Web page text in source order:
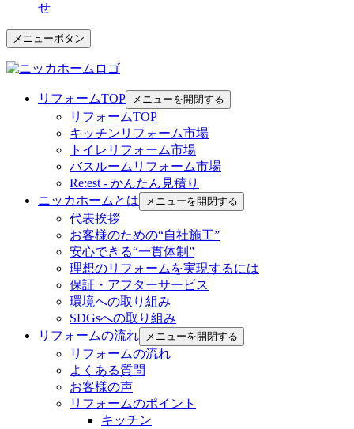
せ
メニューボタン
リフォームTOP メニューを開閉する
リフォームTOP
キッチンリフォーム市場
トイレリフォーム市場
バスルームリフォーム市場
Re:est - かんたん見積り
ニッカホームとは
メニューを開閉する
代表挨拶
お客様のための“自社施工”
安心できる“一貫体制”
理想のリフォームを実現するには
保証・アフターサービス
環境への取り組み
SDGsへの取り組み
リフォームの流れ
メニューを開閉する
リフォームの流れ
よくある質問
お客様の声
リフォームのポイント
キッチン